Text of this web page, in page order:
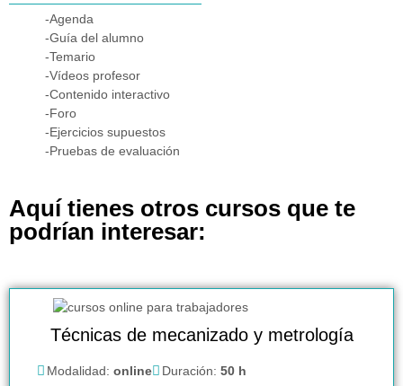
-Agenda
-Guía del alumno
-Temario
-Vídeos profesor
-Contenido interactivo
-Foro
-Ejercicios supuestos
-Pruebas de evaluación
Aquí tienes otros cursos que te
podrían interesar:
Técnicas de mecanizado y metrología
Modalidad: online Duración: 50 h